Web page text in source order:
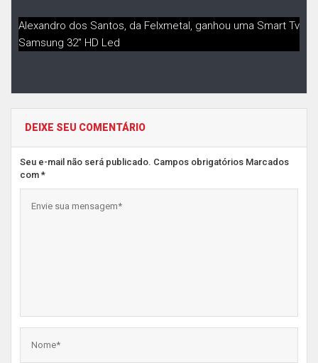
Alexandro dos Santos, da Felxmetal, ganhou uma Smart Tv
Samsung 32″ HD Led
DEIXE SEU COMENTÁRIO
Seu e-mail não será publicado. Campos obrigatórios Marcados
com *